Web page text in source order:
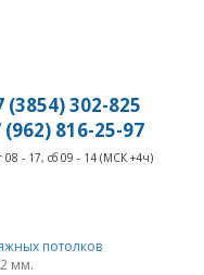
(3854) 302-825
(962) 816-25-97
08 - 17, сб 09 - 14 (МСК +4ч)
потолков
мм.